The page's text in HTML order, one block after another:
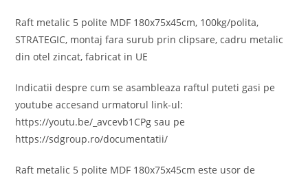
Raft metalic 5 polite MDF 180x75x45cm, 100kg/polita,
STRATEGIC, montaj fara surub prin clipsare, cadru metalic
din otel zincat, fabricat in UE
Indicatii despre cum se asambleaza raftul puteti gasi pe
youtube accesand urmatorul link-ul:
https://youtu.be/_avcevb1CPg sau pe
https://sdgroup.ro/documentatii/
Raft metalic 5 polite MDF 180x75x45cm este usor de